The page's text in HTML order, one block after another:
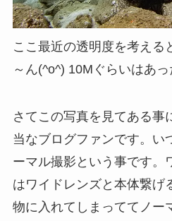
ここ最近の透明度を考える
～ん(^o^) 10Mぐらいはあっ
さてこの写真を見てある事
当なブログファンです。い
ーマル撮影という事です。
はワイドレンズと本体繋げ
物に入れてしまっててノー